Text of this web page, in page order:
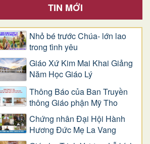
TIN MỚI
Nhỏ bé trước Chúa- lớn lao
trong tình yêu
Giáo Xứ Kim Mai Khai Giảng
Năm Học Giáo Lý
Thông Báo của Ban Truyền
thông Giáo phận Mỹ Tho
Chứng nhân Đại Hội Hành
Hương Đức Mẹ La Vang